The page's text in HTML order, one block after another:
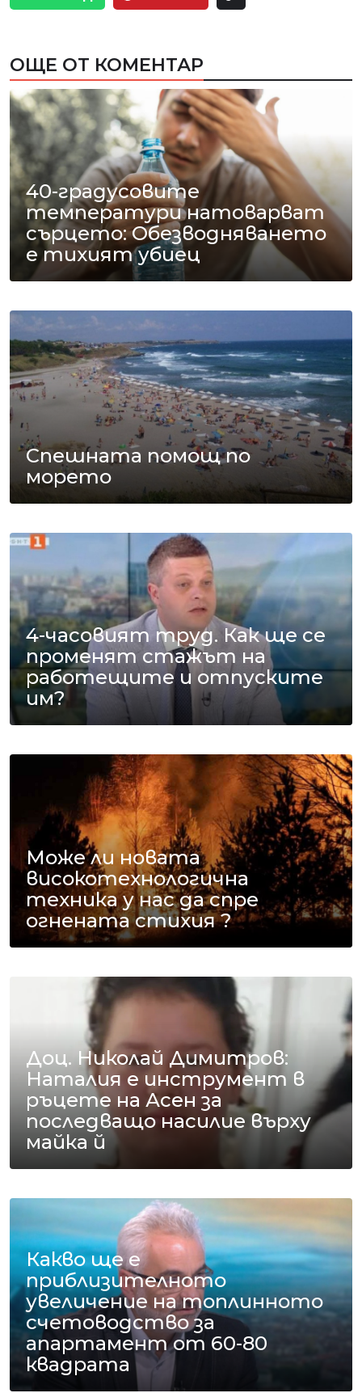
ОЩЕ ОТ КОМЕНТАР
40-градусовите
температури натоварват
сърцето: Обезводняването
е тихият убиец
Спешната помощ по
морето
4-часовият труд. Как ще се
променят стажът на
работещите и отпуските
им?
Може ли новата
високотехнологична
техника у нас да спре
огнената стихия ?
Доц. Николай Димитров:
Наталия е инструмент в
ръцете на Асен за
последващо насилие върху
майка й
Какво ще е
приблизителното
увеличение на топлинното
счетоводство за
апартамент от 60-80
квадрата